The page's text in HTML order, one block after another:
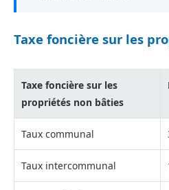
Taxe foncière sur les
Taxe foncière sur les
propriétés non bâties
Taux communal
Taux intercommunal